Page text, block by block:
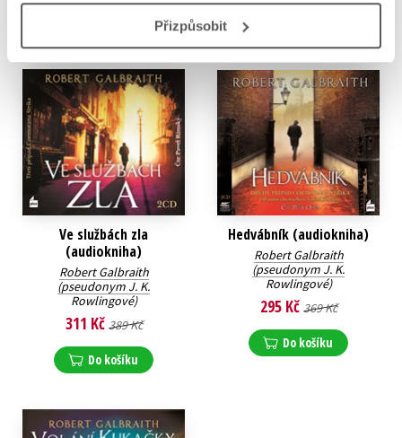
Přizpůsobit
Ve službách zla
(audiokniha)
Robert Galbraith
(pseudonym J. K.
Rowlingové)
311 Kč 389 Kč
Do košíku
Hedvábník (audiokniha)
Robert Galbraith
(pseudonym J. K.
Rowlingové)
295 Kč 369 Kč
Do košíku